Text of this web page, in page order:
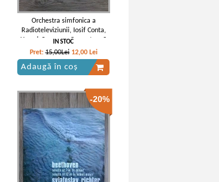
Orchestra simfonica a
Radioteleviziunii, Iosif Conta,
Henryk Szeryng - Concert nr. 2
pentru vioara si orchestra in Mi
major, BWV 1042 (Johann
Sebastian Bach)
IN STOC
Pret:15,00Lei 12,00 Lei
Adaugă în coș
-20%